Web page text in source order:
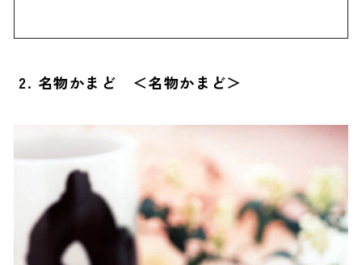
2. 名物かまど ＜名物かまど＞